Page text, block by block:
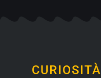
CURIOSITÀ